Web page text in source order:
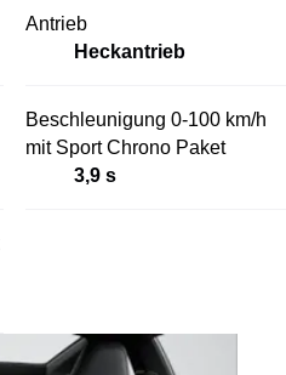
Antrieb
Heckantrieb
Beschleunigung 0-100 km/h
mit Sport Chrono Paket
3,9 s